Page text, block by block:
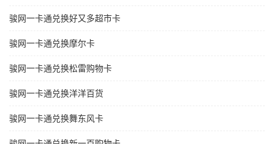
骏网一卡通兑换好又多超市卡
骏网一卡通兑换摩尔卡
骏网一卡通兑换松雷购物卡
骏网一卡通兑换洋洋百货
骏网一卡通兑换舞东风卡